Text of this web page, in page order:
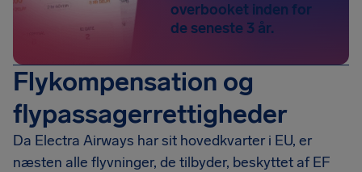
overbooket inden for
de seneste 3 år.
Flykompensation og
flypassagerrettigheder
Da Electra Airways har sit hovedkvarter i EU, er
næsten alle flyvninger, de tilbyder, beskyttet af EF